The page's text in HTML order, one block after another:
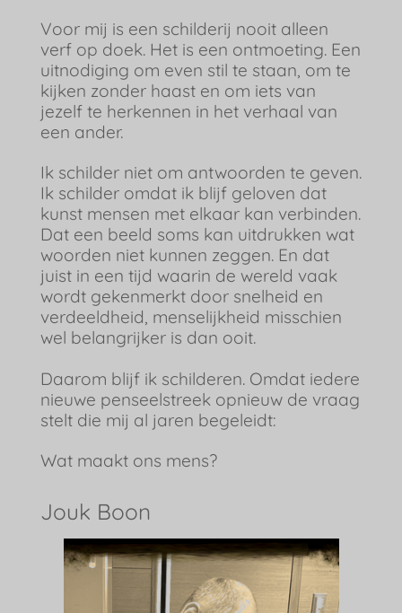
Voor mij is een schilderij nooit alleen
verf op doek. Het is een ontmoeting. Een
uitnodiging om even stil te staan, om te
kijken zonder haast en om iets van
jezelf te herkennen in het verhaal van
een ander.
Ik schilder niet om antwoorden te geven.
Ik schilder omdat ik blijf geloven dat
kunst mensen met elkaar kan verbinden.
Dat een beeld soms kan uitdrukken wat
woorden niet kunnen zeggen. En dat
juist in een tijd waarin de wereld vaak
wordt gekenmerkt door snelheid en
verdeeldheid, menselijkheid misschien
wel belangrijker is dan ooit.
Daarom blijf ik schilderen. Omdat iedere
nieuwe penseelstreek opnieuw de vraag
stelt die mij al jaren begeleidt:
Wat maakt ons mens?
Jouk Boon